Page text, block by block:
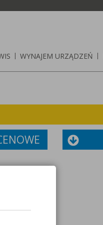
| WYNAJEM URZĄDZEŃ |